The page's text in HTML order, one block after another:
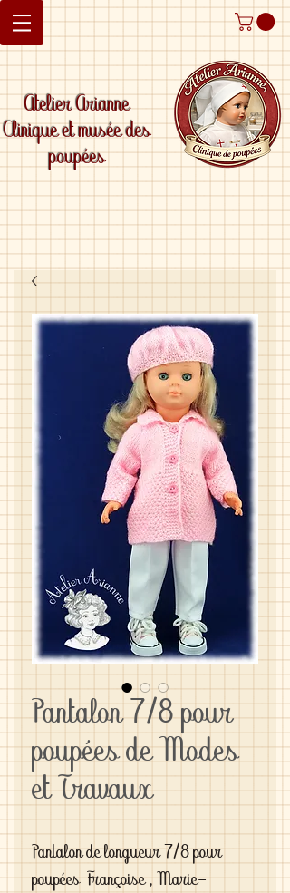
Atelier Arianne
Clinique et musée des
poupées
Pantalon 7/8 pour
poupées de Modes
et Travaux
Pantalon de longueur 7/8 pour
poupées Françoise , Marie-